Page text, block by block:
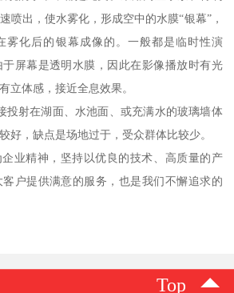
喷出，使水雾化，形成空中的水膜“银幕”，
雾化后的银幕成像的。一般都是临时性演
屏幕是透明水膜，因此在影像播放时有光
立体感，接近全息效果。
投射在湖面、水池面、或充满水的玻璃墙体
好，缺点是场地过于，受众群体比较少。
业精神，坚持以优良的技术、高质量的产
户提供满意的服务，也是我们不懈追求的
Top